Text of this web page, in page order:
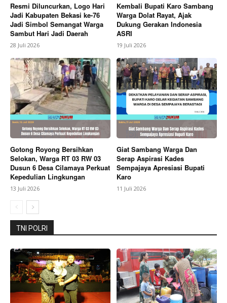
Company
About
Contact us
Subscription Plans
My account
Bagikan Artikel
Berita Lainnya Perkuat Pengawasan, Pemkab Bekasi
Maksimalkan Potensi Pendapatan dari Sektor Air
Tanah
Resmi Diluncurkan, Logo Hari
Jadi Kabupaten Bekasi ke-76
Jadi Simbol Semangat Warga
Sambut Hari Jadi Daerah
28 Juli 2026
Kembali Bupati Karo Sambang
Warga Dolat Rayat, Ajak
Dukung Gerakan Indonesia
ASRI
19 Juli 2026
Gotong Royong Bersihkan
Selokan, Warga RT 03 RW 03
Dusun 6 Desa Cilamaya Perkuat
Kepedulian Lingkungan
13 Juli 2026
Giat Sambang Warga Dan
Serap Aspirasi Kades
Sempajaya Apresiasi Bupati
Karo
11 Juli 2026
TNI POLRI